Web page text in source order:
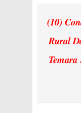
(10)
Rural